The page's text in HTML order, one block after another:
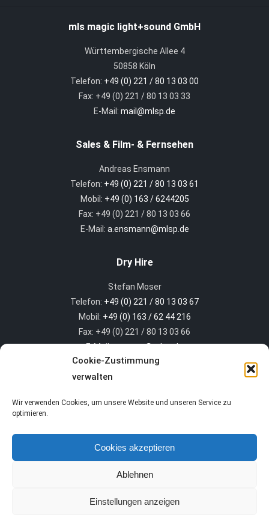
Cookie-Zustimmung
verwalten
Wir verwenden Cookies, um unsere Website und unseren Service zu
optimieren.
Cookies akzeptieren
Ablehnen
Einstellungen anzeigen
mls magic light+sound GmbH
Württembergische Allee 4
50858 Köln
Telefon: +49 (0) 221 / 80 13 03 00
Fax: +49 (0) 221 / 80 13 03 33
E-Mail: mail@mlsp.de
Sales & Film- & Fernsehen
Andreas Ensmann
Telefon: +49 (0) 221 / 80 13 03 61
Mobil: +49 (0) 163 / 6244205
Fax: +49 (0) 221 / 80 13 03 66
E-Mail: a.ensmann@mlsp.de
Dry Hire
Stefan Moser
Telefon: +49 (0) 221 / 80 13 03 67
Mobil: +49 (0) 163 / 62 44 216
Fax: +49 (0) 221 / 80 13 03 66
E-Mail:s.moser@mlsp.de
MLS light systems GmbH
Heinz Braun
E-Mail:h.braun@mlsp.de
Am Coloneum 1 – 50829 Köln
Impressum|Datenschutz|AGB